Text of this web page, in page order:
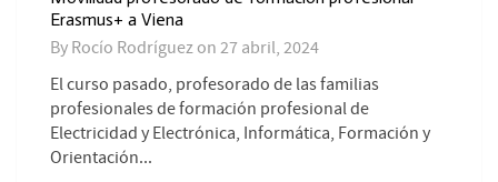
Erasmus+ a Viena
By Rocío Rodríguez on 27 abril, 2024
El curso pasado, profesorado de las familias
profesionales de formación profesional de
Electricidad y Electrónica, Informática, Formación y
Orientación...